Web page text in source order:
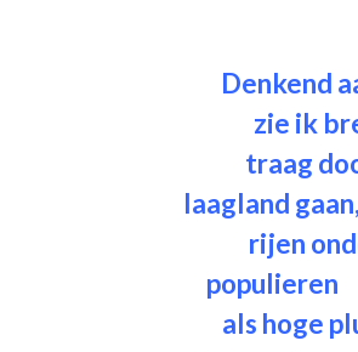
Denkend aan
zie ik brede
traag door
laagland gaan,
rijen
populieren
als hoge